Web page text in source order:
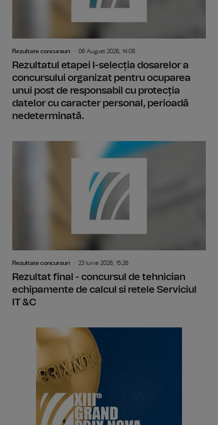
Rezultate concursuri 06 August 2026, 14:08
Rezultatul etapei I-selecția dosarelor a
concursului organizat pentru ocuparea
unui post de responsabil cu protecția
datelor cu caracter personal, perioadă
nedeterminată.
Rezultate concursuri 23 Iunie 2026, 15:26
Rezultat final - concursul de tehnician
echipamente de calcul si retele Serviciul
IT &C